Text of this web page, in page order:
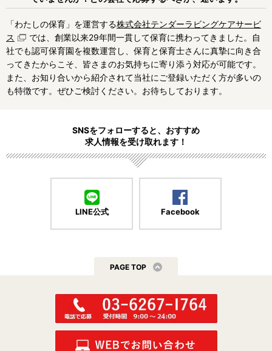
その他の地域で絞り込む
岸和田市 豊中市 池田市
守口市 枚方市
茨木市 八尾市 泉佐野市
富田林市 寝屋川市 河内長野市
大東市 和泉市
箕面市 柏原市 羽曳野市
交野市 大阪狭山市
阪南市 三島郡 豊能郡
「わたしの保育」を運営する株式会社テンダーラビングケアサービ
ス
では、創業以来29年間一貫して保育に携わってきました。自
社でも認可保育園を複数運営し、保育と保育士さんに真摯に向き合
ってきたからこそ、皆さまのお気持ちに寄り添う対応が可能です。
また、お知り合いから紹介されて当社にご登録いただく方が多いの
も特徴です。ぜひご検討ください。お待ちしております。
SNSをフォローすると、おすすめ
求人情報を受け取れます！
LINE公式 Facebook
PAGE TOP